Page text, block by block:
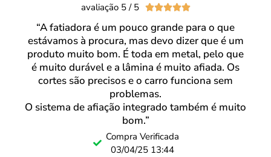
avaliação 5 / 5 
“A fatiadora é um pouco grande para o que
estávamos à procura, mas devo dizer que é um
produto muito bom. É toda em metal, pelo que
é muito durável e a lâmina é muito afiada. Os
cortes são precisos e o carro funciona sem
problemas.
O sistema de afiação integrado também é muito
bom.”
Compra Verificada
03/04/25 13:44